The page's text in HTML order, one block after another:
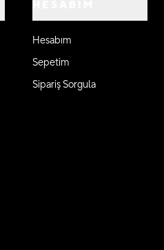
Hesabım
Sepetim
Sipariş Sorgula